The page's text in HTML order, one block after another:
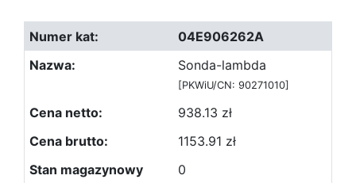
04E906262A
Sonda-lambda
[PKWiU/CN: 90271010]
938.13 zł
1153.91 zł
0